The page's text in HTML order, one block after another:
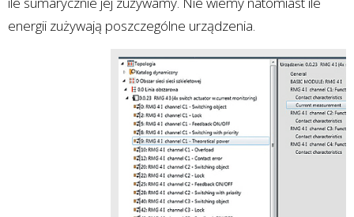
energii zużywają poszczególne urządzenia.